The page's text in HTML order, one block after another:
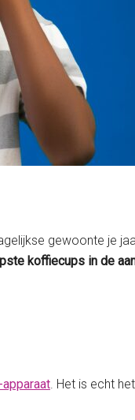
gewoonte je
koffiecups in de
. Het is echt